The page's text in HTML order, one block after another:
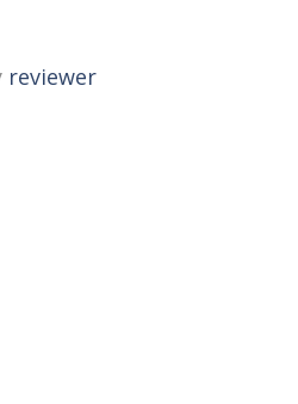
reviewer